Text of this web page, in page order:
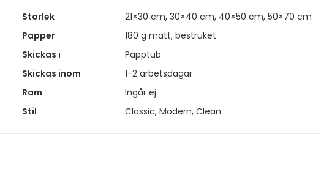
Storlek
21×30 cm, 30×40 cm, 40×50 cm, 50×70 cm
Papper
180 g matt, bestruket
Skickas i
Papptub
Skickas inom
1-2 arbetsdagar
Ram
Ingår ej
Stil
Classic, Modern, Clean